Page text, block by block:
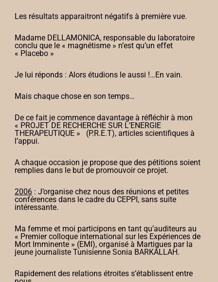
Les résultats apparaitront négatifs à première vue.
Madame DELLAMONICA, responsable du laboratoire
conclu que le « magnétisme » n’est qu’un effet
« Placebo »
Je lui réponds : Alors étudions le aussi !…En vain.
Mais chaque chose en son temps…
De ce fait je commence davantage à réfléchir à mon
« PROJET DE RECHERCHE SUR L’ENERGIE
THERAPEUTIQUE » (P.R.E.T), articles scientifiques à
l’appui.
A chaque occasion je propose que des pétitions soient
remplies dans le but de promouvoir ce projet.
2006 : J’organise chez nous des réunions et petites
conférences dans le cadre du CEPPI, sans suite
intéressante.
Ma femme et moi participons en tant qu’auditeurs au
« Premier colloque international sur les Expériences de
Mort Imminente » (EMI), organisé à Martigues par la
jeune journaliste Tunisienne Sonia BARKALLAH.
Rapidement des relations étroites s’établissent entre